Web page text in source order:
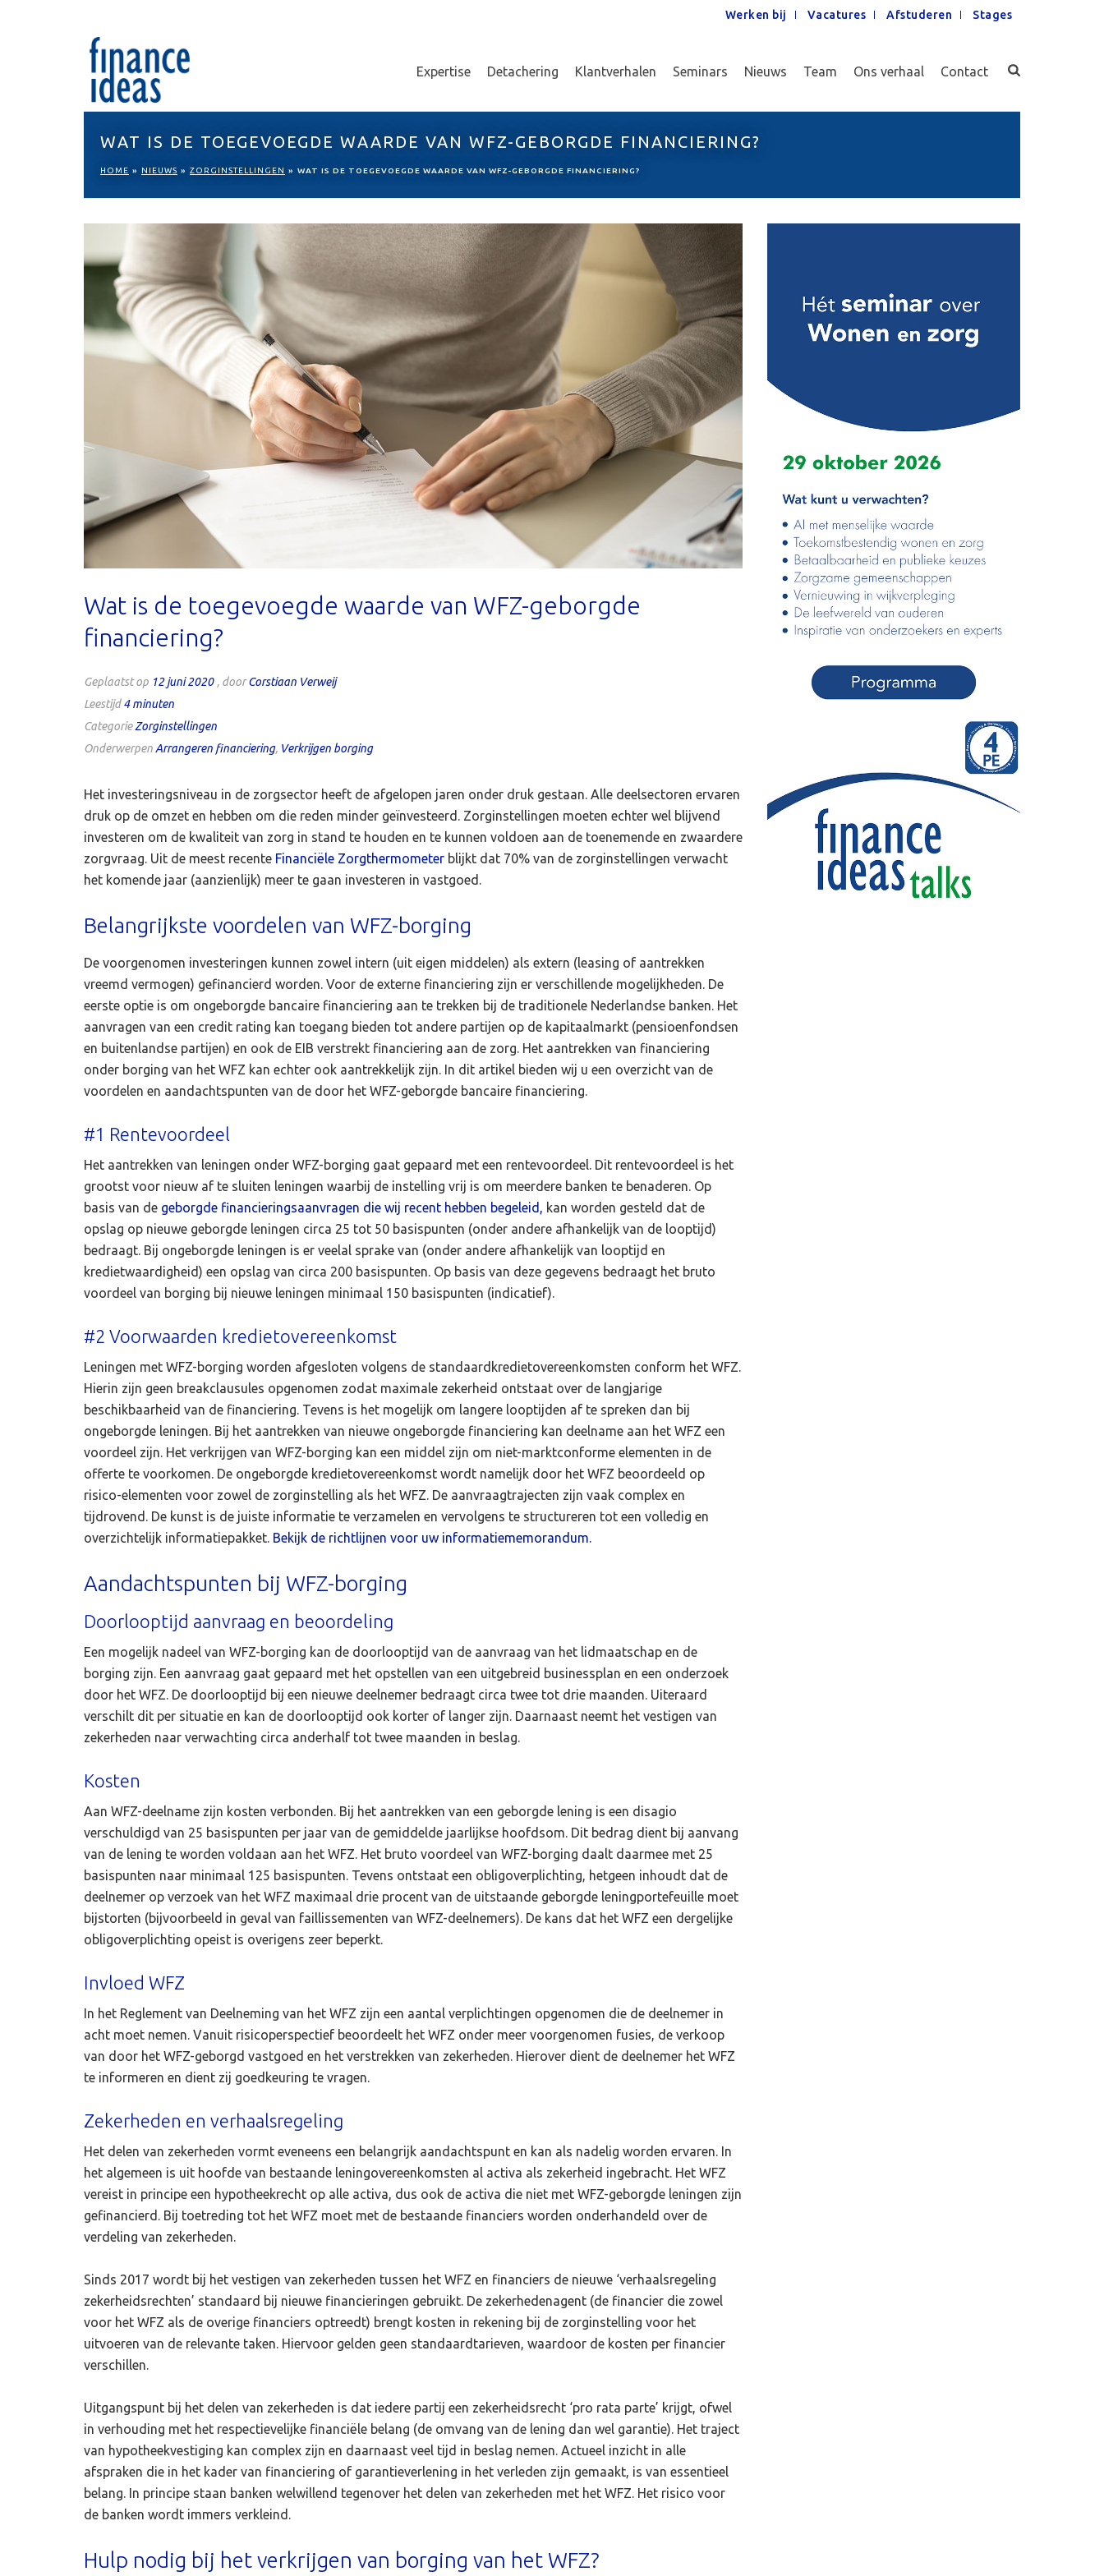
Werken bij Vacatures Afstuderen Stages
Expertise Detachering Klantverhalen Seminars Nieuws Team Ons verhaal Contact
WAT IS DE TOEGEVOEGDE WAARDE VAN WFZ-GEBORGDE FINANCIERING?
HOME » NIEUWS » ZORGINSTELLINGEN » WAT IS DE TOEGEVOEGDE WAARDE VAN WFZ-GEBORGDE FINANCIERING?
Wat is de toegevoegde waarde van WFZ-geborgde
financiering?
Geplaatst op 12 juni 2020 , doorCorstiaan Verweij
Leestijd4minuten
CategorieZorginstellingen
Onderwerpen Arrangeren financiering, Verkrijgen borging
Het investeringsniveau in de zorgsector heeft de afgelopen jaren onder druk gestaan. Alle deelsectoren ervaren
druk op de omzet en hebben om die reden minder geïnvesteerd. Zorginstellingen moeten echter wel blijvend
investeren om de kwaliteit van zorg in stand te houden en te kunnen voldoen aan de toenemende en zwaardere
zorgvraag. Uit de meest recente Financiële Zorgthermometer blijkt dat 70% van de zorginstellingen verwacht
het komende jaar (aanzienlijk) meer te gaan investeren in vastgoed.
Belangrijkste voordelen van WFZ-borging
De voorgenomen investeringen kunnen zowel intern (uit eigen middelen) als extern (leasing of aantrekken
vreemd vermogen) gefinancierd worden. Voor de externe financiering zijn er verschillende mogelijkheden. De
eerste optie is om ongeborgde bancaire financiering aan te trekken bij de traditionele Nederlandse banken. Het
aanvragen van een credit rating kan toegang bieden tot andere partijen op de kapitaalmarkt (pensioenfondsen
en buitenlandse partijen) en ook de EIB verstrekt financiering aan de zorg. Het aantrekken van financiering
onder borging van het WFZ kan echter ook aantrekkelijk zijn. In dit artikel bieden wij u een overzicht van de
voordelen en aandachtspunten van de door het WFZ-geborgde bancaire financiering.
#1 Rentevoordeel
Het aantrekken van leningen onder WFZ-borging gaat gepaard met een rentevoordeel. Dit rentevoordeel is het
grootst voor nieuw af te sluiten leningen waarbij de instelling vrij is om meerdere banken te benaderen. Op
basis van de geborgde financieringsaanvragen die wij recent hebben begeleid, kan worden gesteld dat de
opslag op nieuwe geborgde leningen circa 25 tot 50 basispunten (onder andere afhankelijk van de looptijd)
bedraagt. Bij ongeborgde leningen is er veelal sprake van (onder andere afhankelijk van looptijd en
kredietwaardigheid) een opslag van circa 200 basispunten. Op basis van deze gegevens bedraagt het bruto
voordeel van borging bij nieuwe leningen minimaal 150 basispunten (indicatief).
#2 Voorwaarden kredietovereenkomst
Leningen met WFZ-borging worden afgesloten volgens de standaardkredietovereenkomsten conform het WFZ.
Hierin zijn geen breakclausules opgenomen zodat maximale zekerheid ontstaat over de langjarige
beschikbaarheid van de financiering. Tevens is het mogelijk om langere looptijden af te spreken dan bij
ongeborgde leningen. Bij het aantrekken van nieuwe ongeborgde financiering kan deelname aan het WFZ een
voordeel zijn. Het verkrijgen van WFZ-borging kan een middel zijn om niet-marktconforme elementen in de
offerte te voorkomen. De ongeborgde kredietovereenkomst wordt namelijk door het WFZ beoordeeld op
risico-elementen voor zowel de zorginstelling als het WFZ. De aanvraagtrajecten zijn vaak complex en
tijdrovend. De kunst is de juiste informatie te verzamelen en vervolgens te structureren tot een volledig en
overzichtelijk informatiepakket. Bekijk de richtlijnen voor uw informatiememorandum.
Aandachtspunten bij WFZ-borging
Doorlooptijd aanvraag en beoordeling
Een mogelijk nadeel van WFZ-borging kan de doorlooptijd van de aanvraag van het lidmaatschap en de
borging zijn. Een aanvraag gaat gepaard met het opstellen van een uitgebreid businessplan en een onderzoek
door het WFZ. De doorlooptijd bij een nieuwe deelnemer bedraagt circa twee tot drie maanden. Uiteraard
verschilt dit per situatie en kan de doorlooptijd ook korter of langer zijn. Daarnaast neemt het vestigen van
zekerheden naar verwachting circa anderhalf tot twee maanden in beslag.
Kosten
Aan WFZ-deelname zijn kosten verbonden. Bij het aantrekken van een geborgde lening is een disagio
verschuldigd van 25 basispunten per jaar van de gemiddelde jaarlijkse hoofdsom. Dit bedrag dient bij aanvang
van de lening te worden voldaan aan het WFZ. Het bruto voordeel van WFZ-borging daalt daarmee met 25
basispunten naar minimaal 125 basispunten. Tevens ontstaat een obligoverplichting, hetgeen inhoudt dat de
deelnemer op verzoek van het WFZ maximaal drie procent van de uitstaande geborgde leningportefeuille moet
bijstorten (bijvoorbeeld in geval van faillissementen van WFZ-deelnemers). De kans dat het WFZ een dergelijke
obligoverplichting opeist is overigens zeer beperkt.
Invloed WFZ
In het Reglement van Deelneming van het WFZ zijn een aantal verplichtingen opgenomen die de deelnemer in
acht moet nemen. Vanuit risicoperspectief beoordeelt het WFZ onder meer voorgenomen fusies, de verkoop
van door het WFZ-geborgd vastgoed en het verstrekken van zekerheden. Hierover dient de deelnemer het WFZ
te informeren en dient zij goedkeuring te vragen.
Zekerheden en verhaalsregeling
Het delen van zekerheden vormt eveneens een belangrijk aandachtspunt en kan als nadelig worden ervaren. In
het algemeen is uit hoofde van bestaande leningovereenkomsten al activa als zekerheid ingebracht. Het WFZ
vereist in principe een hypotheekrecht op alle activa, dus ook de activa die niet met WFZ-geborgde leningen zijn
gefinancierd. Bij toetreding tot het WFZ moet met de bestaande financiers worden onderhandeld over de
verdeling van zekerheden.
Sinds 2017 wordt bij het vestigen van zekerheden tussen het WFZ en financiers de nieuwe ‘verhaalsregeling
zekerheidsrechten’ standaard bij nieuwe financieringen gebruikt. De zekerhedenagent (de financier die zowel
voor het WFZ als de overige financiers optreedt) brengt kosten in rekening bij de zorginstelling voor het
uitvoeren van de relevante taken. Hiervoor gelden geen standaardtarieven, waardoor de kosten per financier
verschillen.
Uitgangspunt bij het delen van zekerheden is dat iedere partij een zekerheidsrecht ‘pro rata parte’ krijgt, ofwel
in verhouding met het respectievelijke financiële belang (de omvang van de lening dan wel garantie). Het traject
van hypotheekvestiging kan complex zijn en daarnaast veel tijd in beslag nemen. Actueel inzicht in alle
afspraken die in het kader van financiering of garantieverlening in het verleden zijn gemaakt, is van essentieel
belang. In principe staan banken welwillend tegenover het delen van zekerheden met het WFZ. Het risico voor
de banken wordt immers verkleind.
Hulp nodig bij het verkrijgen van borging van het WFZ?